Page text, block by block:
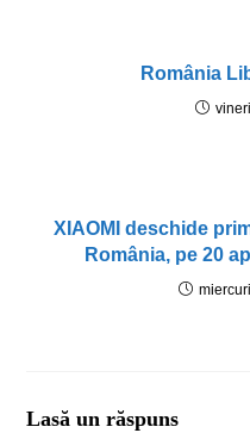
România
XIAOMI deschide
România, pe 20
Lasă un răspuns